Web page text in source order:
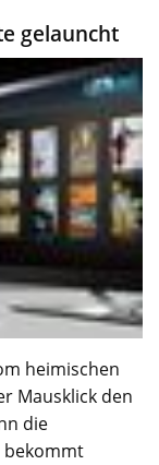
gelauncht
heimischen
Mausklick den
die
bekommt